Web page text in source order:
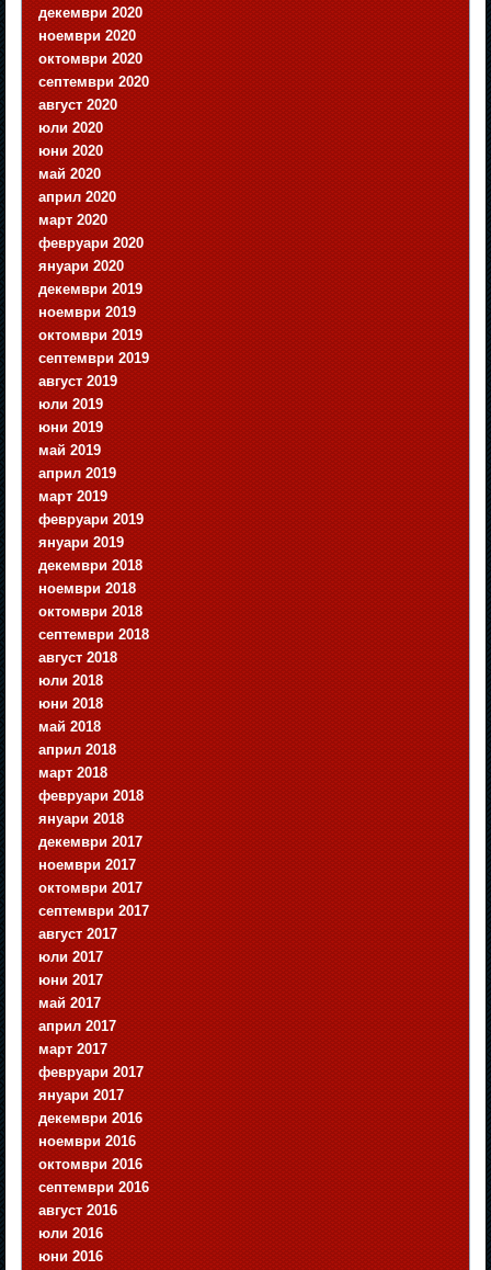
декември 2020
ноември 2020
октомври 2020
септември 2020
август 2020
юли 2020
юни 2020
май 2020
април 2020
март 2020
февруари 2020
януари 2020
декември 2019
ноември 2019
октомври 2019
септември 2019
август 2019
юли 2019
юни 2019
май 2019
април 2019
март 2019
февруари 2019
януари 2019
декември 2018
ноември 2018
октомври 2018
септември 2018
август 2018
юли 2018
юни 2018
май 2018
април 2018
март 2018
февруари 2018
януари 2018
декември 2017
ноември 2017
октомври 2017
септември 2017
август 2017
юли 2017
юни 2017
май 2017
април 2017
март 2017
февруари 2017
януари 2017
декември 2016
ноември 2016
октомври 2016
септември 2016
август 2016
юли 2016
юни 2016